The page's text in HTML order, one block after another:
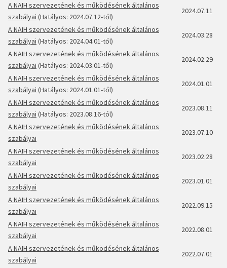
A NAIH szervezetének és működésének általános
szabályai (Hatályos: 2024.07.12-től)
2024.07.11
A NAIH szervezetének és működésének általános
szabályai (Hatályos: 2024.04.01-től)
2024.03.28
A NAIH szervezetének és működésének általános
szabályai (Hatályos: 2024.03.01-től)
2024.02.29
A NAIH szervezetének és működésének általános
szabályai (Hatályos: 2024.01.01-től)
2024.01.01
A NAIH szervezetének és működésének általános
szabályai (Hatályos: 2023.08.16-tól)
2023.08.11
A NAIH szervezetének és működésének általános
szabályai
2023.07.10
A NAIH szervezetének és működésének általános
szabályai
2023.02.28
A NAIH szervezetének és működésének általános
szabályai
2023.01.01
A NAIH szervezetének és működésének általános
szabályai
2022.09.15
A NAIH szervezetének és működésének általános
szabályai
2022.08.01
A NAIH szervezetének és működésének általános
szabályai
2022.07.01